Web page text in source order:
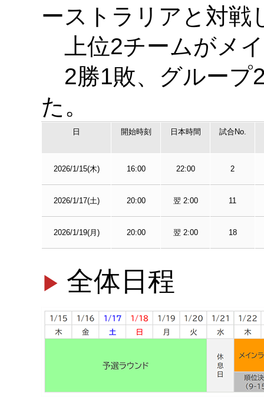
ーストラリアと対戦
上位2チームがメ
2勝1敗、グループ
た。
日 開始時刻 日本時間 試合No.
2026/1/15(木) 16:00 22:00 2
2026/1/17(土) 20:00 翌 2:00 11
2026/1/19(月) 20:00 翌 2:00 18
全体日程